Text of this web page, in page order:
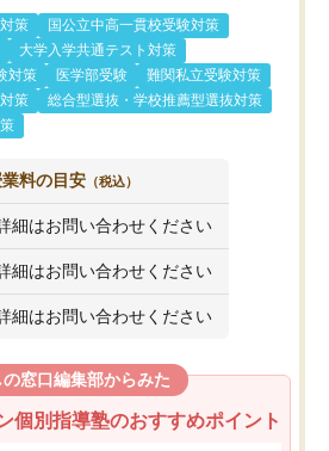
策
国公立中高一貫校受験対策
大学入学共通テスト対策
対策
医学部受験
難関私立受験対策
策
総合型選抜・学校推薦型選抜対策
料の目安 （税込）
細はお問い合わせください
細はお問い合わせください
細はお問い合わせください
窓口編集部からみた
個別指導塾のおすすめポイント